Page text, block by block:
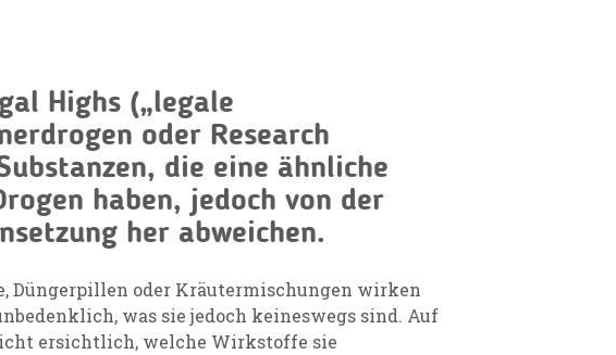
Highs („legale
oder Research
die eine ähnliche
haben, jedoch von der
her abweichen.
Düngerpillen oder Kräutermischungen wirken
was sie jedoch keineswegs sind. Auf
ersichtlich, welche Wirkstoffe sie